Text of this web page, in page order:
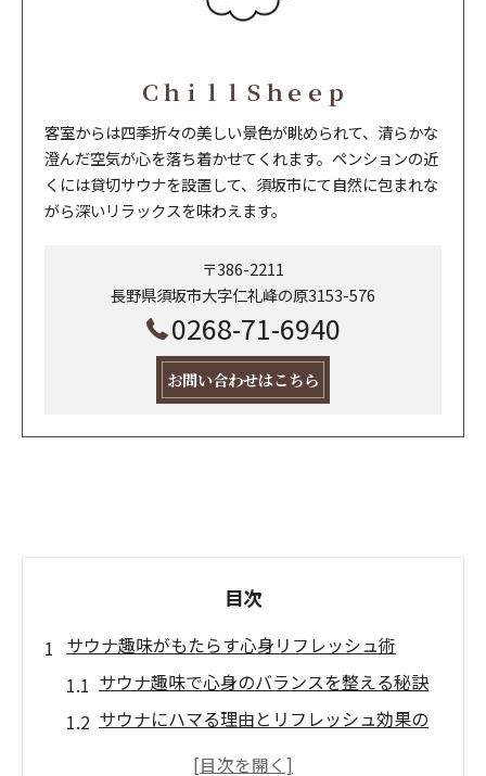
ＣｈｉｌｌＳｈｅｅｐ
客室からは四季折々の美しい景色が眺められて、清らかな
澄んだ空気が心を落ち着かせてくれます。ペンションの近
くには貸切サウナを設置して、須坂市にて自然に包まれな
がら深いリラックスを味わえます。
〒386-2211
長野県須坂市大字仁礼峰の原3153-576
0268-71-6940
お問い合わせはこちら
目次
サウナ趣味がもたらす心身リフレッシュ術
サウナ趣味で心身のバランスを整える秘訣
サウナにハマる理由とリフレッシュ効果の